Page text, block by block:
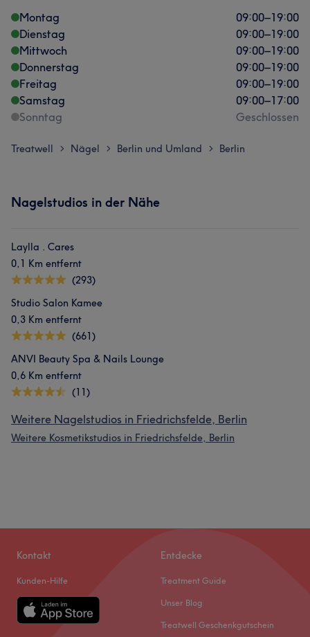
Montag
09:00–19:00
Dienstag
09:00–19:00
Mittwoch
09:00–19:00
Donnerstag
09:00–19:00
Freitag
09:00–19:00
Samstag
09:00–17:00
Sonntag
Geschlossen
Treatwell > Nägel > Berlin und Umland > Berlin
Nagelstudios in der Nähe
Laylla . Cares
0,1 Km entfernt
(293)
Studio Salon Kamee
0,3 Km entfernt
(661)
ANVI Beauty Spa & Nails Lounge
0,6 Km entfernt
(11)
Weitere Nagelstudios in Friedrichsfelde, Berlin
Weitere Kosmetikstudios in Friedrichsfelde, Berlin
Kontakt
Kunden-Hilfe
Entdecke
Treatment Guide
Unser Blog
Treatwell Geschenkgutschein